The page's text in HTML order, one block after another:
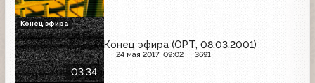
03:34
Конец эфира (ОРТ, 08.03.2001)
24 мая 2017, 09:02 3691
Конец эфира